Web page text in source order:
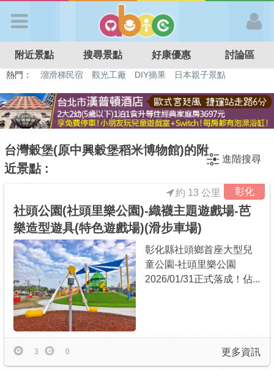
APP登入
首 頁
好康優惠
最新消息
最新留言
商家合作
推薦景點
附近景點 搜尋景點 好康優惠 討論區
熱門： 溜滑梯民宿 觀光工廠 DIY摘果
日本親子景點
台灣穀堡(原中興穀堡稻米博物館)的附
近景點 :
進階搜尋
彰化
約 13 公里
社頭公園(社頭里樂公園)-織襪主題遊戲場-芭
樂造型遊具(特色遊戲場)(滑步車場)
彰化縣社頭鄉首座大型兒
童公園-社頭里樂公園
2026/01/31正式落成！佔...
更多資訊
3 0